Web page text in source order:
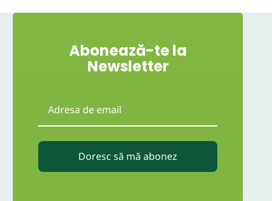
Abonează-te la
Newsletter
Doresc să mă abonez